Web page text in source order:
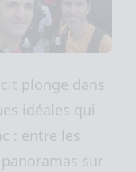
plonge dans
idéales qui
: entre les
sur